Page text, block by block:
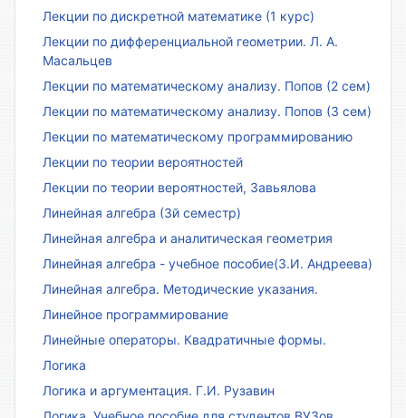
Лекции по дискретной математике (1 курс)
Лекции по дифференциальной геометрии. Л. А.
Масальцев
Лекции по математическому анализу. Попов (2 сем)
Лекции по математическому анализу. Попов (3 сем)
Лекции по математическому программированию
Лекции по теории вероятностей
Лекции по теории вероятностей, Завьялова
Линейная алгебра (3й семестр)
Линейная алгебра и аналитическая геометрия
Линейная алгебра - учебное пособие(З.И. Андреева)
Линейная алгебра. Методические указания.
Линейное программирование
Линейные операторы. Квадратичные формы.
Логика
Логика и аргументация. Г.И. Рузавин